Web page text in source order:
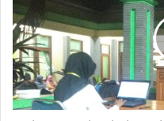
E
m
a
i
l
a
d